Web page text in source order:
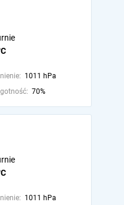
1011 hPa
70%
1011 hPa